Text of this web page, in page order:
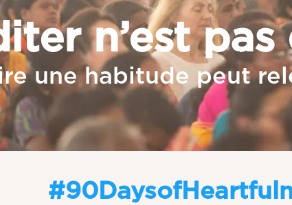
n’est
une habitude peut